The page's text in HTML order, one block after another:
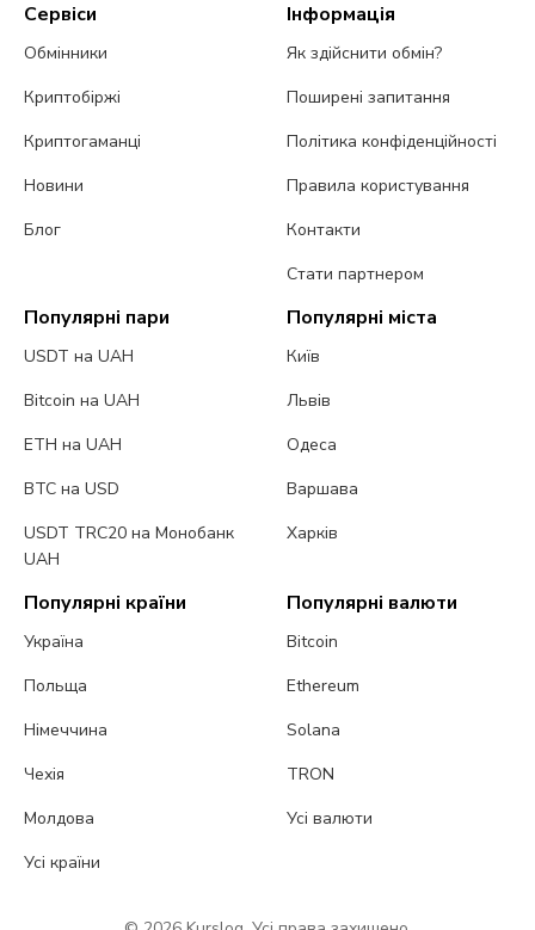
Сервіси
Обмінники
Криптобіржі
Криптогаманці
Новини
Блог
Інформація
Як здійснити обмін?
Поширені запитання
Політика конфіденційності
Правила користування
Контакти
Стати партнером
Популярні пари
USDT на UAH
Bitcoin на UAH
ETH на UAH
BTC на USD
USDT TRC20 на Монобанк
UAH
Популярні міста
Київ
Львів
Одеса
Варшава
Харків
Популярні країни
Україна
Польща
Німеччина
Чехія
Молдова
Усі країни
Популярні валюти
Bitcoin
Ethereum
Solana
TRON
Усі валюти